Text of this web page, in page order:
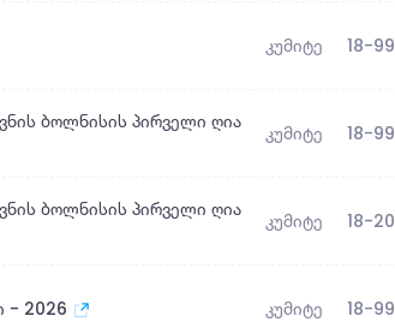
კუმიტე 18-
ბოლნისის პირველი ღია
კუმიტე 18-
ბოლნისის პირველი ღია
კუმიტე 18-
- 2026 კუმიტე 18-